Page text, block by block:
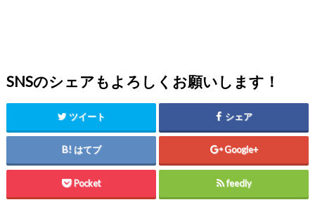
SNSのシェアもよろしくお願いします！
ツイート シェア
はてブ Google+
Pocket feedly